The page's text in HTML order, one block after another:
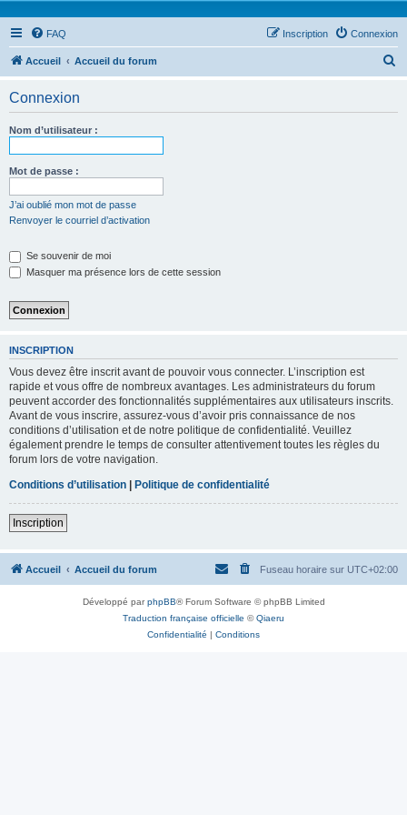
FAQ Connexion
Inscription
Accueil Accueil du forum
Connexion
Nom d’utilisateur :
Mot de passe :
J’ai oublié mon mot de passe
Renvoyer le courriel d’activation
Se souvenir de moi
Masquer ma présence lors de cette session
INSCRIPTION
Vous devez être inscrit avant de pouvoir vous connecter. L’inscription est
rapide et vous offre de nombreux avantages. Les administrateurs du forum
peuvent accorder des fonctionnalités supplémentaires aux utilisateurs inscrits.
Avant de vous inscrire, assurez-vous d’avoir pris connaissance de nos
conditions d’utilisation et de notre politique de confidentialité. Veuillez
également prendre le temps de consulter attentivement toutes les règles du
forum lors de votre navigation.
Conditions d’utilisation | Politique de confidentialité
Inscription
Accueil Accueil du forum Fuseau horaire sur UTC+02:00
Développé parphpBB® Forum Software © phpBB Limited
Traduction française officielle ©Qiaeru
Confidentialité | Conditions